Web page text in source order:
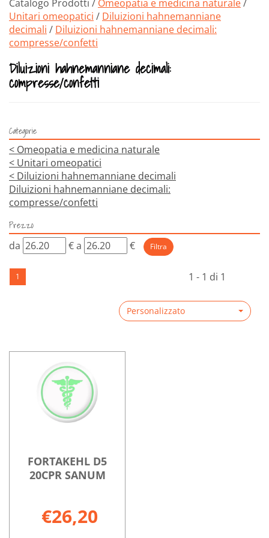
Catalogo Prodotti / Omeopatia e medicina naturale/
Unitari omeopatici / Diluizioni hahnemanniane
decimali / Diluizioni hahnemanniane decimali:
compresse/confetti
Diluizioni hahnemanniane decimali:
compresse/confetti
Categorie
< Omeopatia e medicina naturale
< Unitari omeopatici
< Diluizioni hahnemanniane decimali
Diluizioni hahnemanniane decimali:
compresse/confetti
Prezzo
filtra
da € filtra
a €
1 1 - 1 di 1
Personalizzato
FORTAKEHL D5
20CPR SANUM
€26,20